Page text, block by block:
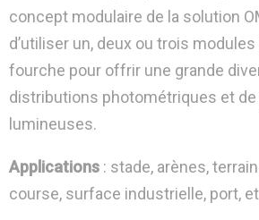
concept modulaire de la solution
d’utiliser un, deux ou trois
fourche pour offrir une grande
distributions photométriques et
lumineuses.
Applications : stade, arènes,
course, surface industrielle, port,